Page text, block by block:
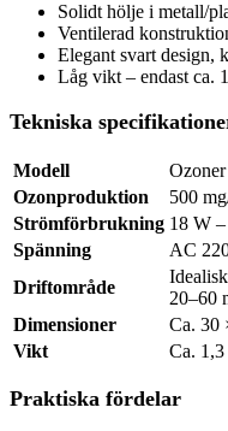
Solidt hölje i metall/
Ventilerad
Elegant svart design,
Låg vikt – endast ca.
Tekniska
Modell
Ozonproduktion
500
Strömförbrukning 18 W
Spänning
AC
Driftområde
20–60
Dimensioner
Ca. 30
Vikt
Ca.
Praktiska fördelar